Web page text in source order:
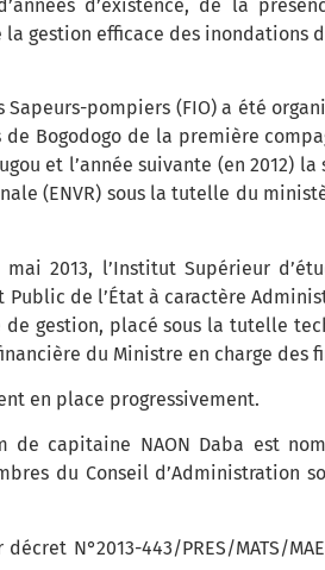
d’existence, de la
gestion efficace des inondations
pompiers (FIO) a été
Bogodogo de la première
et l’année suivante (en 2012)
(ENVR) sous la tutelle du
mai 2013, l’Institut Supérieur
Public de l’État à caractère
gestion, placé sous la tutelle
du Ministre en charge des
en place progressivement.
capitaine NAON Daba est
du Conseil d’Administration
N°2013-443/PRES/MATS/